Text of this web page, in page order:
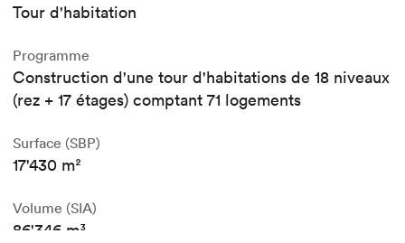
Tour d'habitation
Programme
Construction d'une tour d'habitations de 18 niveaux
(rez + 17 étages) comptant 71 logements
Surface (SBP)
17'430 m²
Volume (SIA)
86'346 m³